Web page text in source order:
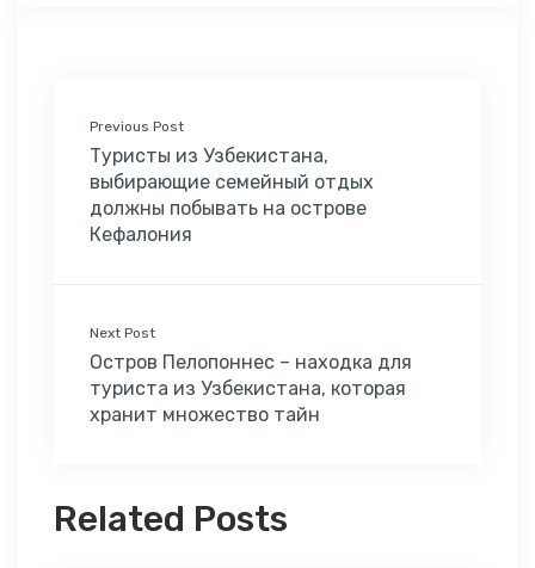
Previous Post
Туристы из Узбекистана,
выбирающие семейный отдых
должны побывать на острове
Кефалония
Next Post
Остров Пелопоннес – находка для
туриста из Узбекистана, которая
хранит множество тайн
Related Posts